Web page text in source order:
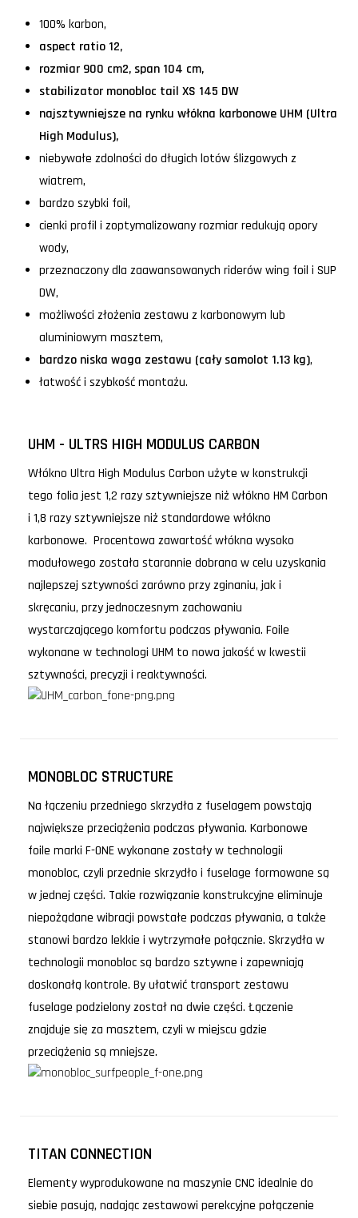
100% karbon,
aspect ratio 12,
rozmiar 900 cm2, span 104 cm,
stabilizator monobloc tail XS 145 DW
najsztywniejsze na rynku włókna karbonowe UHM (Ultra
High Modulus),
niebywałe zdolności do długich lotów ślizgowych z
wiatrem,
bardzo szybki foil,
cienki profil i zoptymalizowany rozmiar redukują opory
wody,
przeznaczony dla zaawansowanych riderów wing foil i SUP
DW,
możliwości złożenia zestawu z karbonowym lub
aluminiowym masztem,
bardzo niska waga zestawu (cały samolot 1.13 kg),
łatwość i szybkość montażu.
UHM - ULTRS HIGH MODULUS CARBON
Włókno Ultra High Modulus Carbon użyte w konstrukcji
tego folia jest 1,2 razy sztywniejsze niż włókno HM Carbon
i 1,8 razy sztywniejsze niż standardowe włókno
karbonowe. Procentowa zawartość włókna wysoko
modułowego została starannie dobrana w celu uzyskania
najlepszej sztywności zarówno przy zginaniu, jak i
skręcaniu, przy jednoczesnym zachowaniu
wystarczającego komfortu podczas pływania. Foile
wykonane w technologi UHM to nowa jakość w kwestii
sztywności, precyzji i reaktywności.
MONOBLOC STRUCTURE
Na łączeniu przedniego skrzydła z fuselagem powstają
największe przeciążenia podczas pływania. Karbonowe
foile marki F-ONE wykonane zostały w technologii
monobloc, czyli przednie skrzydło i fuselage formowane są
w jednej części. Takie rozwiązanie konstrukcyjne eliminuje
niepożądane wibracji powstałe podczas pływania, a także
stanowi bardzo lekkie i wytrzymałe połącznie. Skrzydła w
technologii monobloc są bardzo sztywne i zapewniają
doskonałą kontrole. By ułatwić transport zestawu
fuselage podzielony został na dwie części. Łączenie
znajduje się za masztem, czyli w miejscu gdzie
przeciążenia są mniejsze.
TITAN CONNECTION
Elementy wyprodukowane na maszynie CNC idealnie do
siebie pasują, nadając zestawowi perekcyjne połączenie